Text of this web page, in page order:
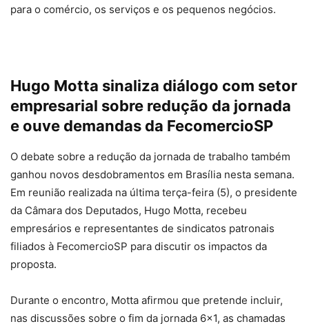
para o comércio, os serviços e os pequenos negócios.
Hugo Motta sinaliza diálogo com setor
empresarial sobre redução da jornada
e ouve demandas da FecomercioSP
O debate sobre a redução da jornada de trabalho também
ganhou novos desdobramentos em Brasília nesta semana.
Em reunião realizada na última terça-feira (5), o presidente
da Câmara dos Deputados, Hugo Motta, recebeu
empresários e representantes de sindicatos patronais
filiados à FecomercioSP para discutir os impactos da
proposta.
Durante o encontro, Motta afirmou que pretende incluir,
nas discussões sobre o fim da jornada 6×1, as chamadas